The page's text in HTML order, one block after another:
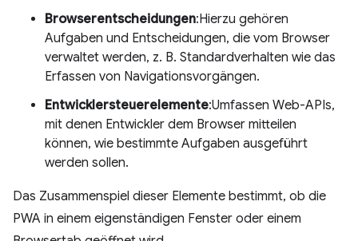
Browserentscheidungen:Hierzu gehören
Aufgaben und Entscheidungen, die vom Browser
verwaltet werden, z. B. Standardverhalten wie das
Erfassen von Navigationsvorgängen.
Entwicklersteuerelemente:Umfassen Web-APIs,
mit denen Entwickler dem Browser mitteilen
können, wie bestimmte Aufgaben ausgeführt
werden sollen.
Das Zusammenspiel dieser Elemente bestimmt, ob die
PWA in einem eigenständigen Fenster oder einem